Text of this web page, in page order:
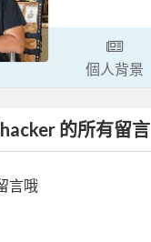
個人背景
的所有留言
言哦